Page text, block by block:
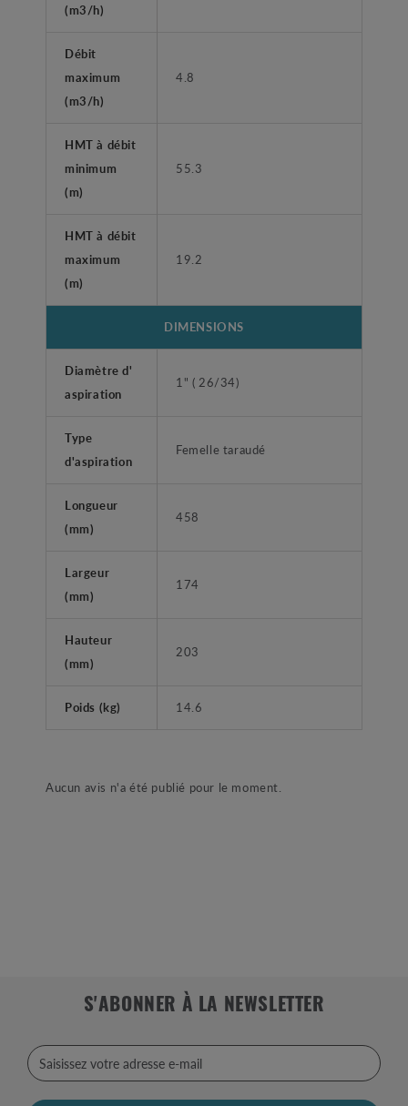
(m3/h)
Débit
maximum
(m3/h)
4.8
HMT à débit
minimum
(m)
55.3
HMT à débit
maximum
(m)
19.2
DIMENSIONS
Diamètre d'
aspiration
1" ( 26/34)
Type
d'aspiration
Femelle taraudé
Longueur
(mm)
458
Largeur
(mm)
174
Hauteur
(mm)
203
Poids (kg) 14.6
Aucun avis n'a été publié pour le moment.
S'ABONNER À LA NEWSLETTER